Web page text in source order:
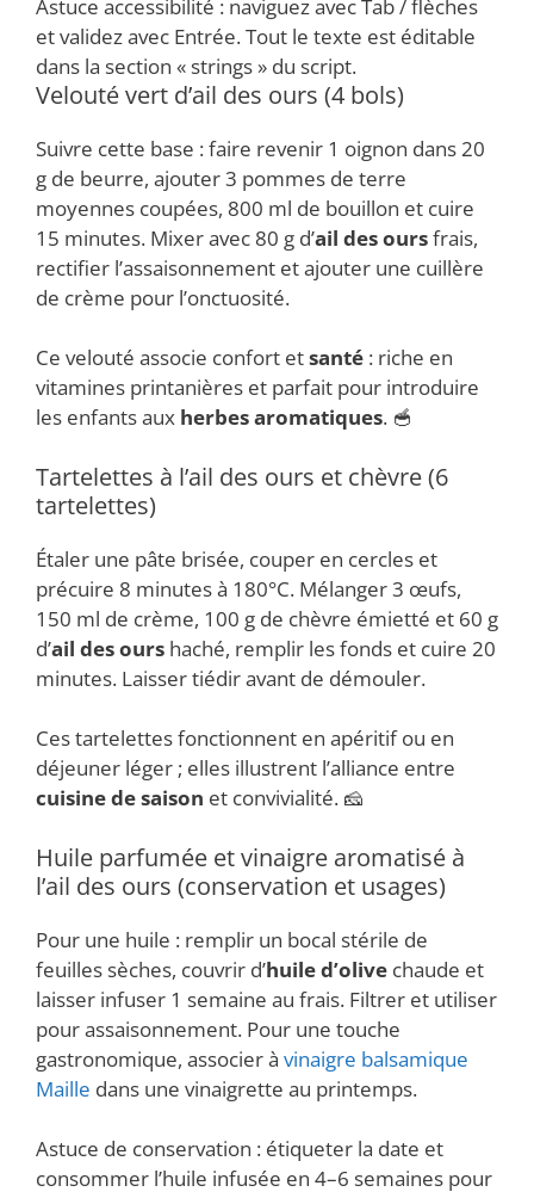
Astuce accessibilité : naviguez avec Tab / flèches
et validez avec Entrée. Tout le texte est éditable
dans la section « strings » du script.
Velouté vert d’ail des ours (4 bols)
Suivre cette base : faire revenir 1 oignon dans 20
g de beurre, ajouter 3 pommes de terre
moyennes coupées, 800 ml de bouillon et cuire
15 minutes. Mixer avec 80 g d’ail des oursfrais,
rectifier l’assaisonnement et ajouter une cuillère
de crème pour l’onctuosité.
Ce velouté associe confort etsanté : riche en
vitamines printanières et parfait pour introduire
les enfants aux herbes aromatiques. 🥣
Tartelettes à l’ail des ours et chèvre (6
tartelettes)
Étaler une pâte brisée, couper en cercles et
précuire 8 minutes à 180°C. Mélanger 3 œufs,
150 ml de crème, 100 g de chèvre émietté et 60 g
d’ail des ours haché, remplir les fonds et cuire 20
minutes. Laisser tiédir avant de démouler.
Ces tartelettes fonctionnent en apéritif ou en
déjeuner léger ; elles illustrent l’alliance entre
cuisine de saison et convivialité. 🧀
Huile parfumée et vinaigre aromatisé à
l’ail des ours (conservation et usages)
Pour une huile : remplir un bocal stérile de
feuilles sèches, couvrir d’huile d’olive chaude et
laisser infuser 1 semaine au frais. Filtrer et utiliser
pour assaisonnement. Pour une touche
gastronomique, associer à vinaigre balsamique
Maille dans une vinaigrette au printemps.
Astuce de conservation : étiqueter la date et
consommer l’huile infusée en 4–6 semaines pour